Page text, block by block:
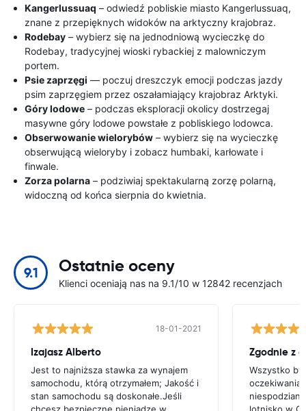
Kangerlussuaq – odwiedź pobliskie miasto Kangerlussuaq,
znane z przepięknych widoków na arktyczny krajobraz.
Rodebay – wybierz się na jednodniową wycieczkę do
Rodebay, tradycyjnej wioski rybackiej z malowniczym
portem.
Psie zaprzęgi — poczuj dreszczyk emocji podczas jazdy
psim zaprzęgiem przez oszałamiający krajobraz Arktyki.
Góry lodowe – podczas eksploracji okolicy dostrzegaj
masywne góry lodowe powstałe z pobliskiego lodowca.
Obserwowanie wielorybów – wybierz się na wycieczkę
obserwującą wieloryby i zobacz humbaki, karłowate i
finwale.
Zorza polarna – podziwiaj spektakularną zorzę polarną,
widoczną od końca sierpnia do kwietnia.
9.1 Ostatnie oceny
Klienci oceniają nas na 9.1/10 w 12842 recenzjach
18-01-2021
Izajasz Alberto
Jest to najniższa stawka za wynajem
samochodu, którą otrzymałem; Jakość i
stan samochodu są doskonałe.Jeśli
Zgodnie z
Wszystko